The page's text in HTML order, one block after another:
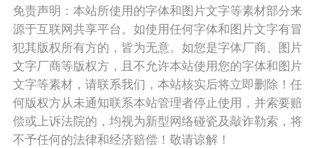
免责声明：本站所使用的字体和图片文字等素材部分来
源于互联网共享平台。如使用任何字体和图片文字有冒
犯其版权所有方的，皆为无意。如您是字体厂商、图片
文字厂商等版权方，且不允许本站使用您的字体和图片
文字等素材，请联系我们，本站核实后将立即删除！任
何版权方从未通知联系本站管理者停止使用，并索要赔
偿或上诉法院的，均视为新型网络碰瓷及敲诈勒索，将
不予任何的法律和经济赔偿！敬请谅解！